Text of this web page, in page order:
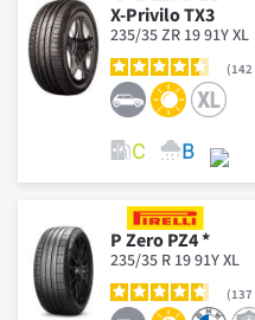
X-Privilo TX3
235/35 ZR 19 91Y XL
142
P Zero PZ4 *
235/35 R 19 91Y XL
137